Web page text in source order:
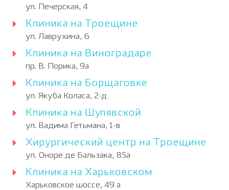
ул. Печерская, 4
Клиника на Троещине
ул. Лаврухина, 6
Клиника на Виноградаре
пр. В. Порика, 9а
Клиника на Борщаговке
ул. Якуба Коласа, 2-д
Клиника на Шулявской
ул. Вадима Гетьмана, 1-в
Хирургический центр на Троещине
ул. Оноре де Бальзака, 85а
Клиника на Харьковском
Харьковское шоссе, 49 а